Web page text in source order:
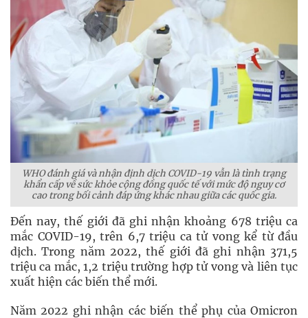
WHO đánh giá và nhận định dịch COVID-19 vẫn là tình trạng
khẩn cấp về sức khỏe cộng đồng quốc tế với mức độ nguy cơ
cao trong bối cảnh đáp ứng khác nhau giữa các quốc gia.
Đến nay, thế giới đã ghi nhận khoảng 678 triệu ca
mắc COVID-19, trên 6,7 triệu ca tử vong kể từ đầu
dịch. Trong năm 2022, thế giới đã ghi nhận 371,5
triệu ca mắc, 1,2 triệu trường hợp tử vong và liên tục
xuất hiện các biến thể mới.
Năm 2022 ghi nhận các biến thể phụ của Omicron